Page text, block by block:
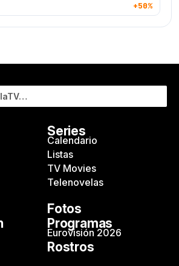
+50%
Series
Calendario
Listas
TV Movies
Telenovelas
Fotos
Programas
Eurovisión 2026
Rostros